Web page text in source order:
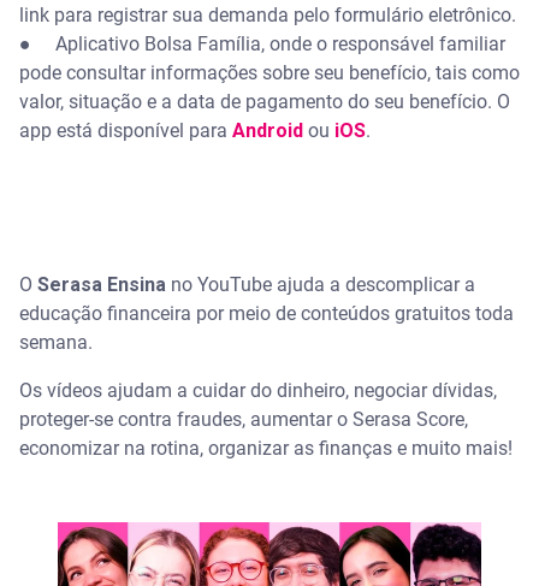
link para registrar sua demanda pelo formulário eletrônico.
● Aplicativo Bolsa Família, onde o responsável familiar
pode consultar informações sobre seu benefício, tais como
valor, situação e a data de pagamento do seu benefício. O
app está disponível para Android ou iOS.
O Serasa Ensina no YouTube ajuda a descomplicar a
educação financeira por meio de conteúdos gratuitos toda
semana.
Os vídeos ajudam a cuidar do dinheiro, negociar dívidas,
proteger-se contra fraudes, aumentar o Serasa Score,
economizar na rotina, organizar as finanças e muito mais!